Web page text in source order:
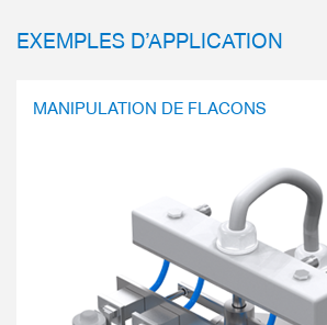
EXEMPLES D’APPLICATION
MANIPULATION DE FLACONS